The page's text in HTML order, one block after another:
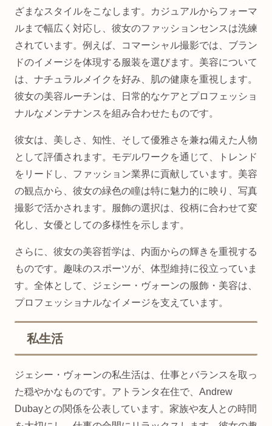
ざまなスタイルをこなします。カジュアルからフォーマ
ルまで幅広く対応し、彼女のファッションセンスは洗練
されています。例えば、コマーシャル撮影では、ブラン
ドのイメージを体現する服装を選びます。美容について
は、ナチュラルメイクを好み、肌の健康を重視します。
彼女の美容ルーチンは、日常的なケアとプロフェッショ
ナルなメンテナンスを組み合わせたものです。
彼女は、美しさ、知性、そして優雅さを兼ね備えた人物
として評価されます。モデルワークを通じて、トレンド
をリードし、ファッション業界に貢献しています。美容
の観点から、彼女の緑色の瞳は特に魅力的に映り、写真
撮影で活かされます。服飾の選択は、役柄に合わせて変
化し、女優としての多様性を示します。
さらに、彼女の美容哲学は、内面からの輝きを重視する
ものです。趣味のスポーツが、体型維持に役立っていま
す。全体として、ジェシー・ヴォーンの服飾・美容は、
プロフェッショナルなイメージを支えています。
私生活
ジェシー・ヴォーンの私生活は、仕事とバランスを取っ
た穏やかなものです。アトランタ在住で、Andrew
Dubayとの関係を公表しています。家族や友人との時間